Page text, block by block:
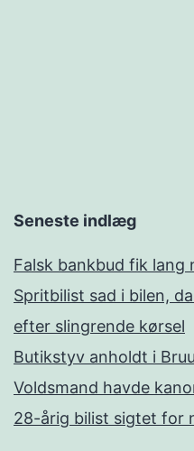
Seneste indlæg
Falsk bankbud fik lang
Spritbilist sad i bilen,
efter slingrende kørsel
Butikstyv anholdt i
Voldsmand havde
28-årig bilist sigtet for